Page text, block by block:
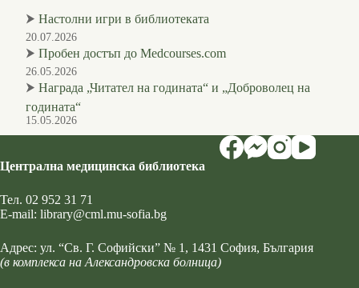
⮞ Настолни игри в библиотеката
20.07.2026
⮞ Пробен достъп до Medcourses.com
26.05.2026
⮞ Награда „Читател на годината“ и „Доброволец на
годината“
15.05.2026
Централна медицинска библиотека
Тел. 02 952 31 71
Е-mail: library@cml.mu-sofia.bg
Адрес: ул. “Св. Г. Софийски” № 1 , 1431 София, България
(в комплекса на Александровска болница)